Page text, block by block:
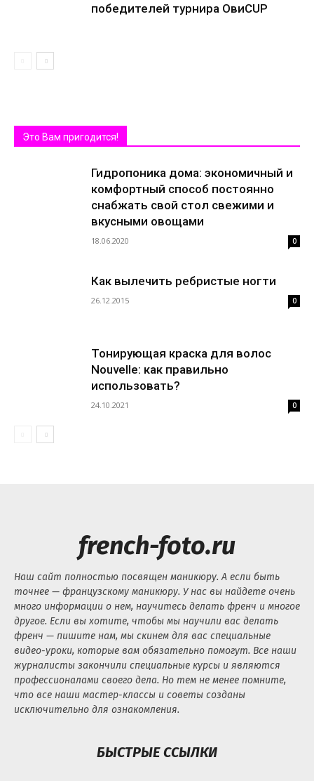
победителей турнира ОвиCUP
Это Вам пригодится!
Гидропоника дома: экономичный и
комфортный способ постоянно
снабжать свой стол свежими и
вкусными овощами
18.06.2020 0
Как вылечить ребристые ногти
26.12.2015 0
Тонирующая краска для волос
Nouvelle: как правильно
использовать?
24.10.2021 0
french-foto.ru
Наш сайт полностью посвящен маникюру. А если быть
точнее — французскому маникюру. У нас вы найдете очень
много информации о нем, научитесь делать френч и многое
другое. Если вы хотите, чтобы мы научили вас делать
френч — пишите нам, мы скинем для вас специальные
видео-уроки, которые вам обязательно помогут. Все наши
журналисты закончили специальные курсы и являются
профессионалами своего дела. Но тем не менее помните,
что все наши мастер-классы и советы созданы
исключительно для ознакомления.
БЫСТРЫЕ ССЫЛКИ